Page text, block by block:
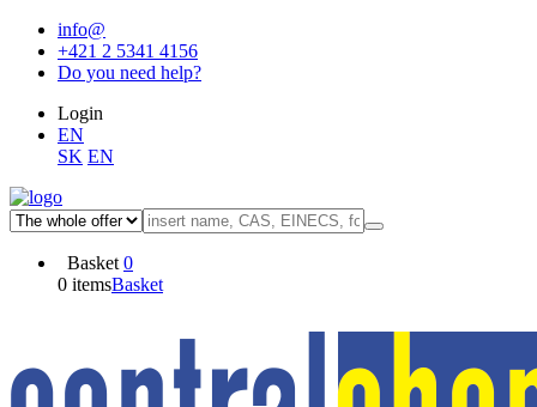
info@
+421 2 5341 4156
Do you need help?
Login
EN
SK EN
Basket 0
0 itemsBasket